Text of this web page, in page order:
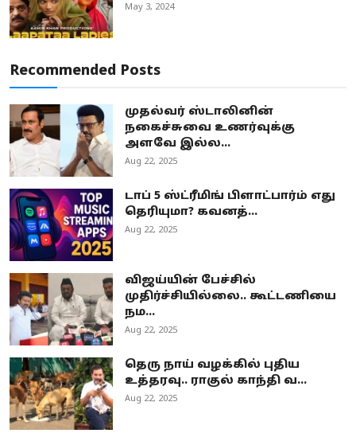
May 3, 2024
Recommended Posts
முதல்வர் ஸ்டாலினின்
நகைச்சுவை உணர்வுக்கு
அளவே இல்ல...
Aug 22, 2025
டாப் 5 ஸ்ட்ரீமிங் பிளாட்பார்ம் எது
தெரியுமா? கவனத்...
Aug 22, 2025
விஜய்யின் பேச்சில்
முதிர்ச்சியில்லை.. கூட்டணியை
நம...
Aug 22, 2025
தெரு நாய் வழக்கில் புதிய
உத்தரவு.. ராகுல் காந்தி வ...
Aug 22, 2025